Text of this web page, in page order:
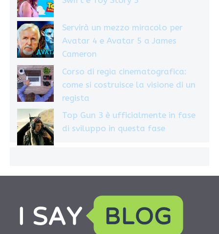
Servirà un mezzo miracolo per
Avatar 4 e Avatar 5 a James
Cameron
Corso di regia cinematografica:
come si costruisce la visione di un
regista
Top Gun 3 è ufficialmente in fase
di sviluppo in questa fase